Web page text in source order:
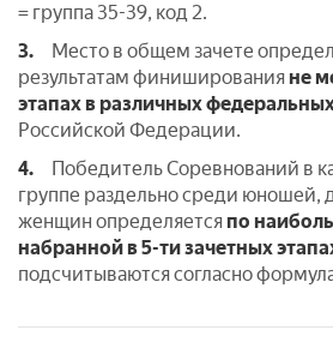
= группа 35-39, код 2.
3. Место в общем зачете
результатам финиширования не
этапах в различных
Российской Федерации.
4.
Победитель Соревнований в
группе раздельно среди юношей,
женщин определяется по
набранной в 5-ти зачетных
подсчитываются согласно